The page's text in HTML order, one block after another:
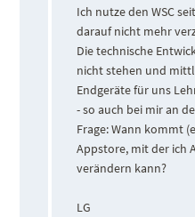
Ich nutze den WSC
darauf nicht mehr
Die technische
nicht stehen und
Endgeräte für uns
- so auch bei mir an
Frage: Wann kommt
Appstore, mit der ich
verändern kann?
LG